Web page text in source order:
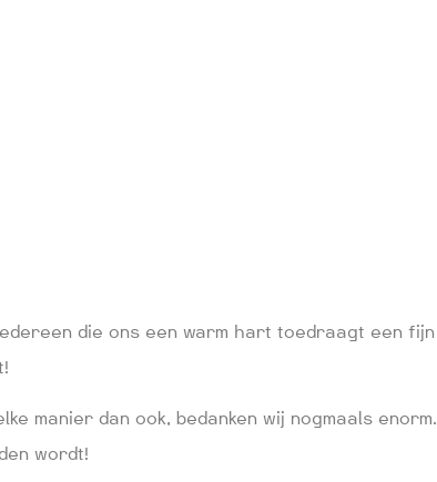
die ons een warm hart toedraagt een fijn
manier dan ook, bedanken wij nogmaals enorm.
wordt!